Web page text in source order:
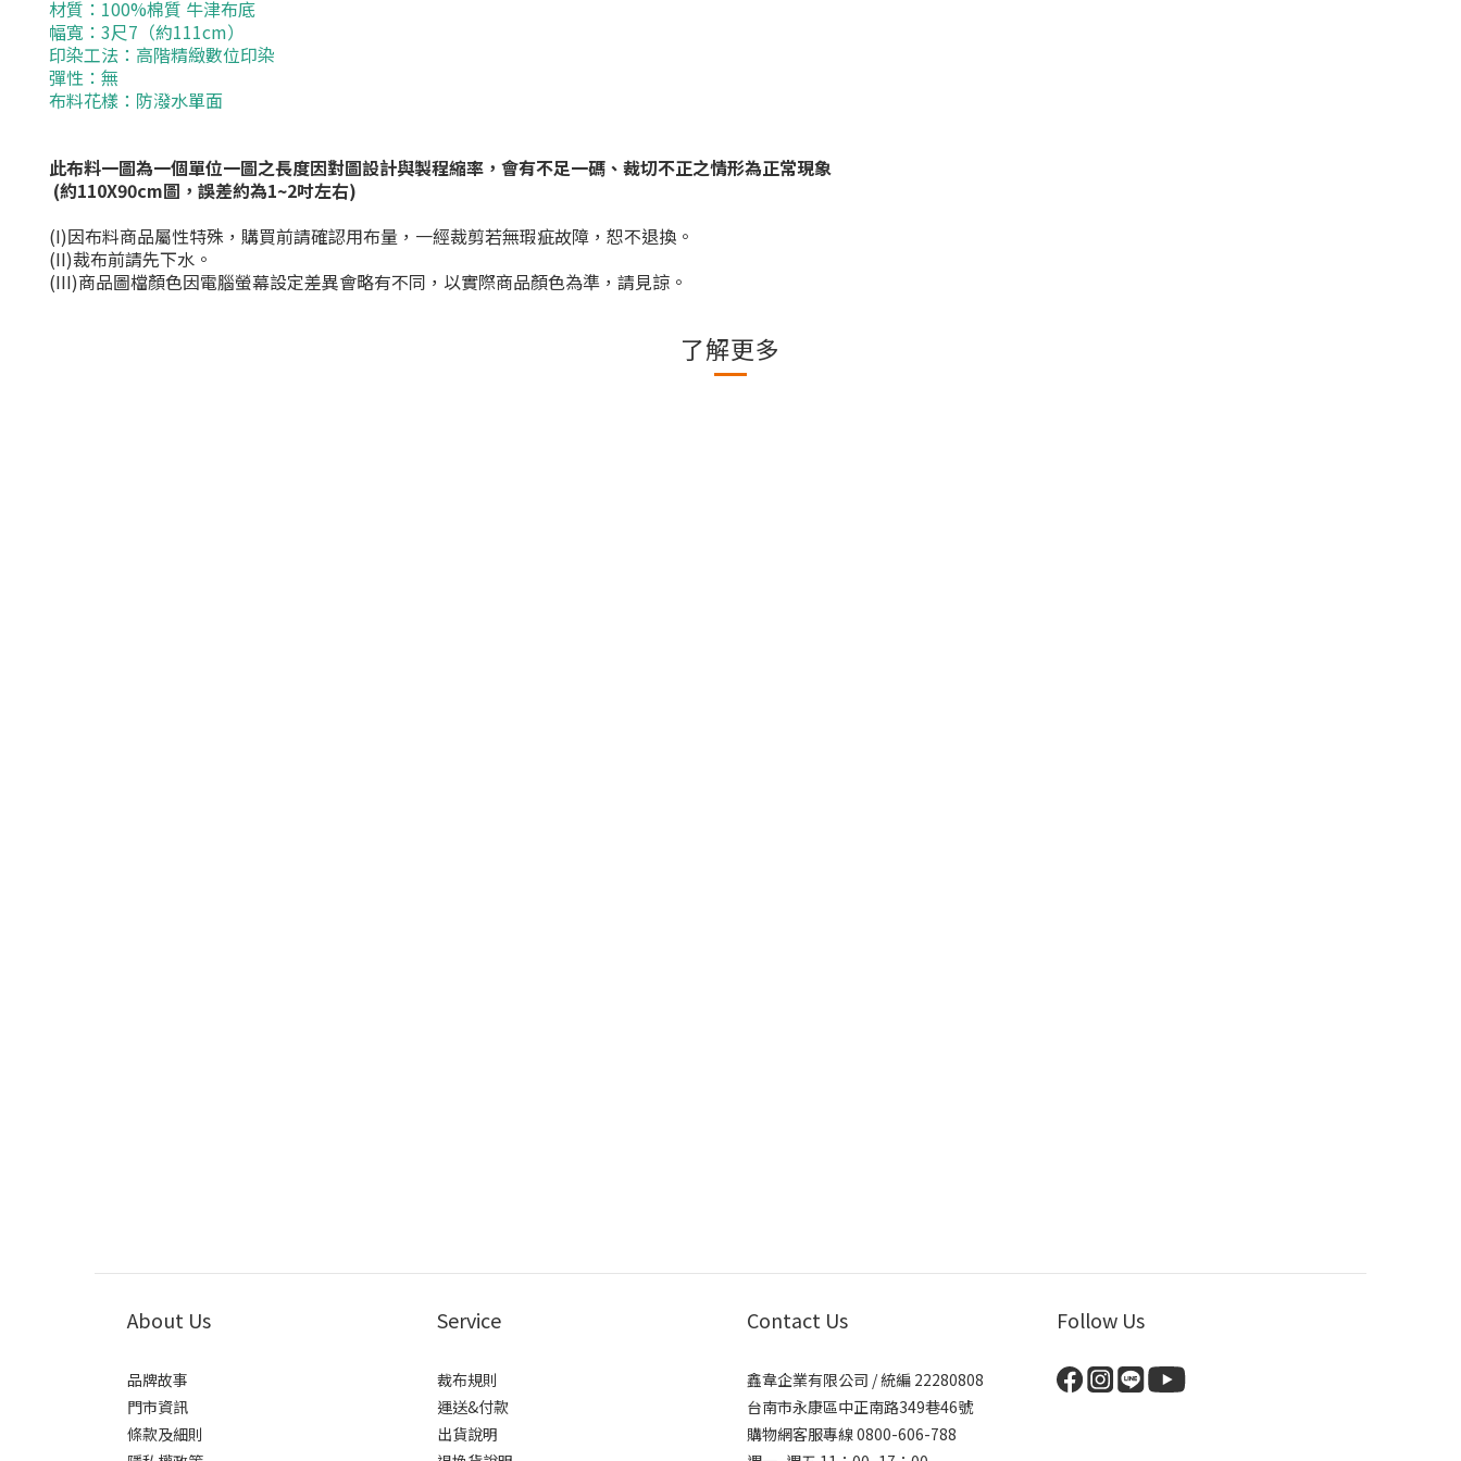
材質： 100%棉質 牛津布底
幅寬： 3尺7 （約111cm）
印染工法：高階精緻數位印染
彈性：無
布料花樣： 防潑水單面
此布料一圖為一個單位一圖之長度因對圖設計與製程縮率，會有不足一碼、裁切不正之情形為正常現象
(約110X90cm圖，誤差約為1~2吋左右)
(I)因布料商品屬性特殊，購買前請確認用布量，一經裁剪若無瑕疵故障，恕不退換。
(II)裁布前請先下水。
(III)商品圖檔顏色因電腦螢幕設定差異會略有不同，以實際商品顏色為準，請見諒。
了解更多
About Us
品牌故事
門市資訊
條款及細則
Service
裁布規則
運送&付款
出貨說明
Contact Us
鑫韋企業有限公司 / 統編 22280808
台南市永康區中正南路349巷46號
購物網客服專線 0800-606-788
Follow Us